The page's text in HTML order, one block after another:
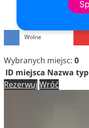
Wolne
Wybranych miejsc: 0
ID miejsca Nazwa typ
Rezerwuj Wróć